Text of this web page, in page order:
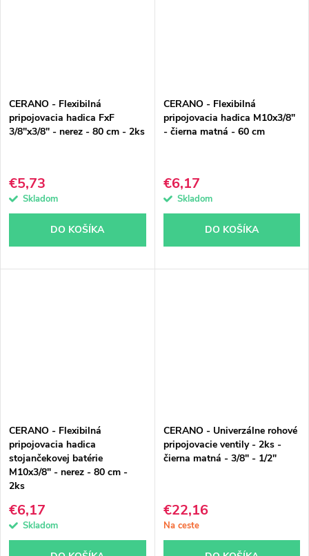
CERANO - Flexibilná
pripojovacia hadica FxF
3/8"x3/8" - nerez - 80 cm - 2ks
€5,73
Skladom
DO KOŠÍKA
CERANO - Flexibilná
pripojovacia hadica M10x3/8"
- čierna matná - 60 cm
€6,17
Skladom
DO KOŠÍKA
CERANO - Flexibilná
pripojovacia hadica
stojančekovej batérie
M10x3/8" - nerez - 80 cm -
2ks
€6,17
Skladom
CERANO - Univerzálne rohové
pripojovacie ventily - 2ks -
čierna matná - 3/8" - 1/2"
€22,16
Na ceste